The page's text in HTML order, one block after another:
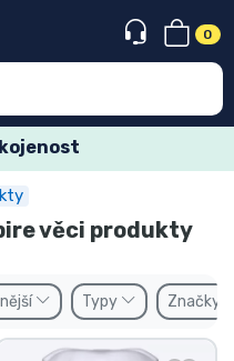
0
věci produkty
Typy Značky